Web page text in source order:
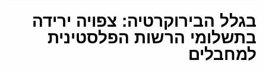
בגלל הבירוקרטיה: צפויה ירידה
בתשלומי הרשות הפלסטינית
למחבלים